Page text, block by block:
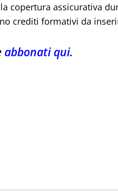
copertura assicurativa
crediti formativi da
abbonati qui.